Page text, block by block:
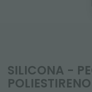
SILICONA -
POLIESTIRENO